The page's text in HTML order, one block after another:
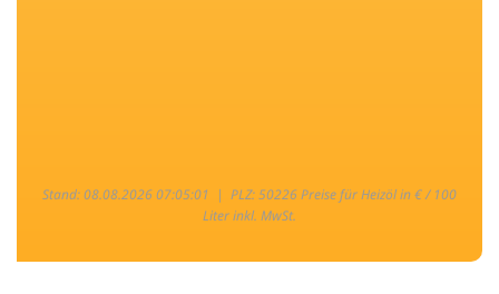
Stand: 08.08.2026 07:05:01 | PLZ: 50226 Preise für Heizöl in € / 100
Liter inkl. MwSt.